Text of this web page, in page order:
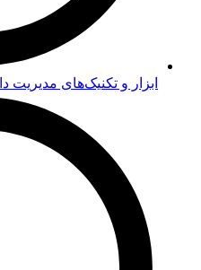
دوره‌ آموزشی مدیریت دانش